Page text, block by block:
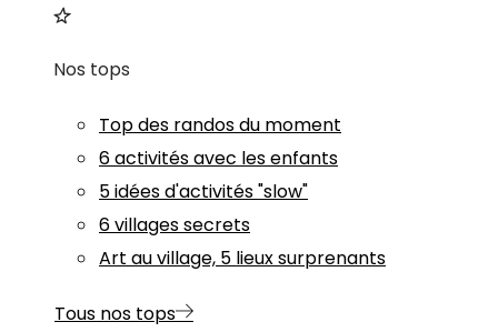
Nos tops
Top des randos du moment
6 activités avec les enfants
5 idées d'activités "slow"
6 villages secrets
Art au village, 5 lieux surprenants
Tous nos tops